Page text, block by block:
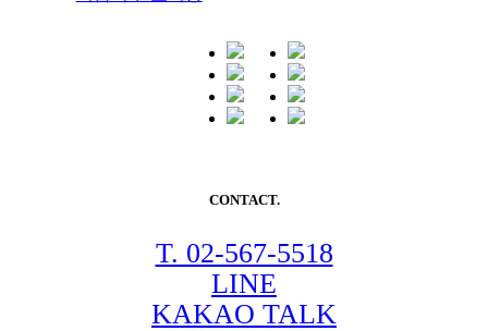
CONTACT.
T. 02-567-5518
LINE
KAKAO TALK